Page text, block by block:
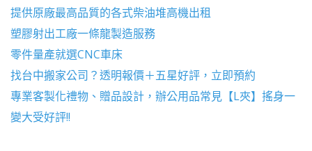
提供原廠最高品質的各式柴油堆高機出租
塑膠射出工廠一條龍製造服務
零件量產就選CNC車床
找台中搬家公司 ？透明報價＋五星好評，立即預約
專業客製化禮物、贈品設計，辦公用品常見【L夾】搖身一
變大受好評!!